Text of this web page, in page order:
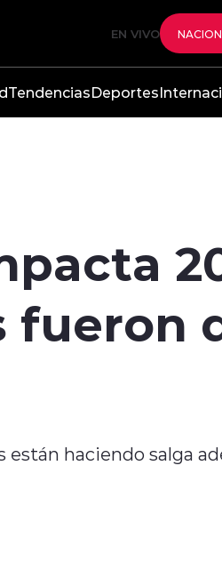
EN VIVO
TendenciasDeportes
están haciendo salga